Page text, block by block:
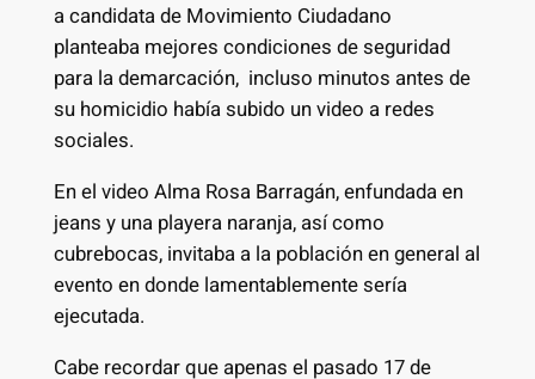
a candidata de Movimiento Ciudadano
planteaba mejores condiciones de seguridad
para la demarcación, incluso minutos antes de
su homicidio había subido un video a redes
sociales.
En el video Alma Rosa Barragán, enfundada en
jeans y una playera naranja, así como
cubrebocas, invitaba a la población en general al
evento en donde lamentablemente sería
ejecutada.
Cabe recordar que apenas el pasado 17 de